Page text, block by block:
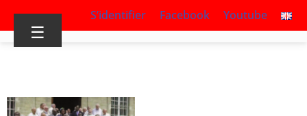
S’identifier Facebook Youtube
☰